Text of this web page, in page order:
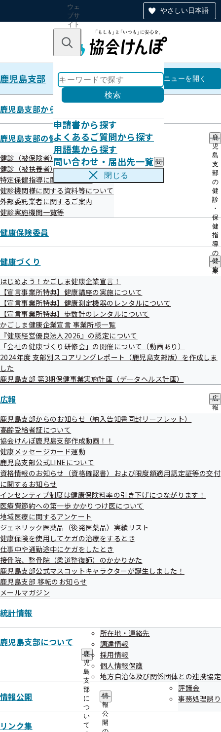
やさしい日本語
ウェ
ブサ
イト
のナ
ン
キーワードで探す
検索
申請書から探す
よくあるご質問から探す
用語集から探す
問い合わせ・届出先一覧 問
い
ュ
閉じる
鹿児島支部 鹿児島支部
メニューを開く
鹿児島支部からのお知らせ
鹿児島支部の健診・保健指導のご案内
鹿
児
島
支
部
の
健
診
・
保
健
指
導
の
ご
案
健診（被保険者）に関するご案内
健診（被扶養者）に関するご案内
特定保健指導に関するご案内
健診機関様に関する資料等について
外部委託業者に関するご案内
健診実施機関一覧等
健康保険委員
健康づくり
健
康
ー
はじめよう！かごしま健康企業宣言！
【宣言事業所特典】健康講座の実施について
【宣言事業所特典】健康測定機器のレンタルについて
【宣言事業所特典】歩数計のレンタルについて
かごしま健康企業宣言 事業所様一覧
『健康経営優良法人2026』の認定について
「会社の健康づくり研修会」の開催について（動画あり）
2024年度 支部別スコアリングレポート（鹿児島支部版）を作成しま
した
鹿児島支部 第3期保健事業実施計画（データヘルス計画）
広報
広
報
ー
鹿児島支部からのお知らせ（納入告知書同封リーフレット）
高齢受給者証について
協会けんぽ鹿児島支部作成動画！！
健康メッセージカード運動
鹿児島支部公式LINEについて
資格情報のお知らせ（資格確認書）および限度額適用認定証等の交付
に関するお知らせ
インセンティブ制度は健康保険料率の引き下げにつながります！
医療費節約への第一歩 かかりつけ医について
地域医療に関するアンケート
ジェネリック医薬品（後発医薬品）実績リスト
健康保険を使用してケガの治療をするとき
仕事中や通勤途中にケガをしたとき
接骨院、整骨院（柔道整復師）のかかりかた
鹿児島支部公式マスコットキャラクターが誕生しました！
鹿児島支部 移転のお知らせ
メールマガジン
統計情報
鹿児島支部について
鹿
児
島
支
部
に
つ
い
て
所在地・連絡先
調達情報
採用情報
個人情報保護
地方自治体及び関係団体との連携協定
情報公開
情
報
公
開
評議会
事務処理誤り
リンク集
鹿児島支部からのお知らせ
最新のお知らせ
令和08年08月04日
令和08年08月04日
情報提供サービスを一時停止させていただきます
令和08年07月31日
本部における事務処理誤り等の発生状況について（令和8年
4月～6月）
令和08年07月29日
令和8年熊本地震関連情報
令和08年07月29日
健康保険の任意継続被保険者の８月分の保険料の納付期限は
８月10日です
過去のお知らせ一覧
令和08年07月
令和08年06月
令和08年05月
令和08年01月
令和07年06月
令和07年05月